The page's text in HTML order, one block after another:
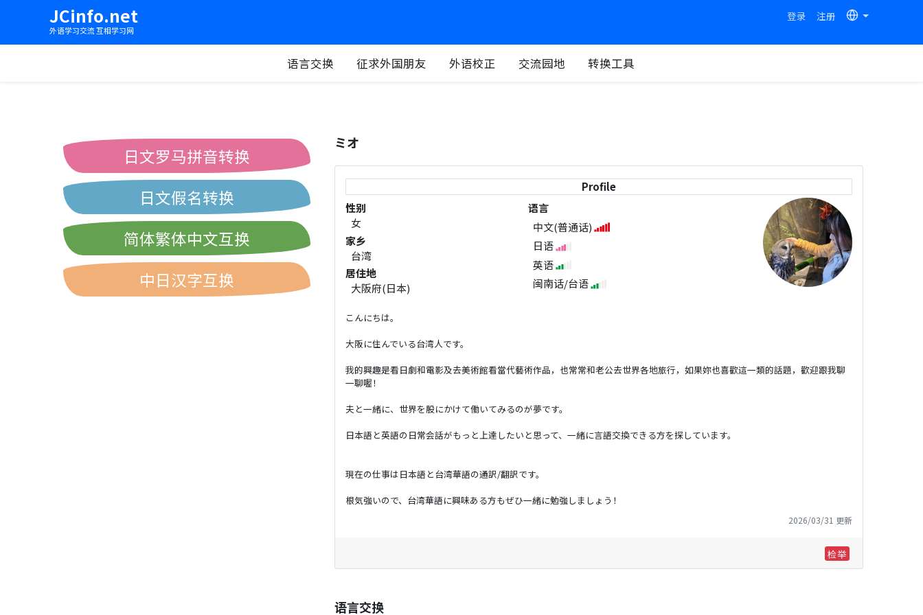
JCinfo.net
外语学习交流 互相学习网
登录 注册
语言交换 征求外国朋友 外语校正 交流园地 转换工具
ミオ
Profile
性别
女
家乡
台湾
居住地
大阪府(日本)
语言
中文(普通话)
日语
英语
闽南话/台语
こんにちは。
大阪に住んでいる台湾人です。
我的興趣是看日劇和電影及去美術館看當代藝術作品，也常常和老公去世界各地旅行，如果妳也喜歡這一類的話題，歡迎跟我聊
一聊喔！
夫と一緒に、世界を股にかけて働いてみるのが夢です。
日本語と英語の日常会話がもっと上達したいと思って、一緒に言語交換できる方を探しています。
現在の仕事は日本語と台湾華語の通訳/翻訳です。
根気強いので、台湾華語に興味ある方もぜひ一緒に勉強しましょう！
2026/03/31 更新
检举
语言交换
日文罗马拼音转换
日文假名转换
简体繁体中文互换
中日汉字互换